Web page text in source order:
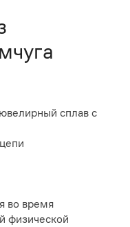
сплав с
во время
физической